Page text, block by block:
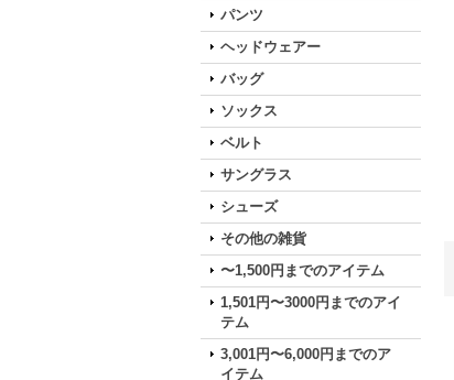
パンツ
ヘッドウェアー
バッグ
ソックス
ベルト
サングラス
シューズ
その他の雑貨
〜1,500円までのアイテム
1,501円〜3000円までのアイ
テム
3,001円〜6,000円までのア
イテム